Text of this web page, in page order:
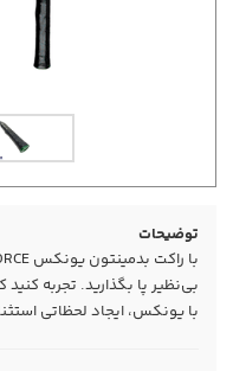
توضیحات
بی‌نظیر پا بگذارید. تجربه
با یونکس، ایجاد لحظاتی